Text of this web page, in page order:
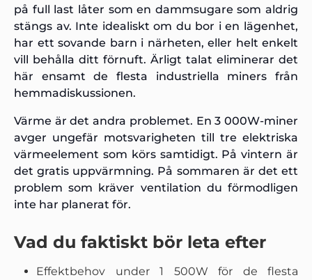
på full last låter som en dammsugare som aldrig
stängs av. Inte idealiskt om du bor i en lägenhet,
har ett sovande barn i närheten, eller helt enkelt
vill behålla ditt förnuft. Ärligt talat eliminerar det
här ensamt de flesta industriella miners från
hemmadiskussionen.
Värme är det andra problemet. En 3 000W-miner
avger ungefär motsvarigheten till tre elektriska
värmeelement som körs samtidigt. På vintern är
det gratis uppvärmning. På sommaren är det ett
problem som kräver ventilation du förmodligen
inte har planerat för.
Vad du faktiskt bör leta efter
Effektbehov under 1 500W för de flesta